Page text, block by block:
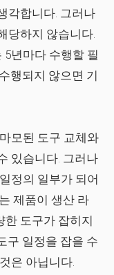
각합니다. 그러나
당하지 않습니다.
5년마다 수행할 필
행되지 않으면 기
모된 도구 교체와
있습니다. 그러나
정의 일부가 되어
제품이 생산 라
한 도구가 잡히지
구 일정을 잡을 수
은 아닙니다.